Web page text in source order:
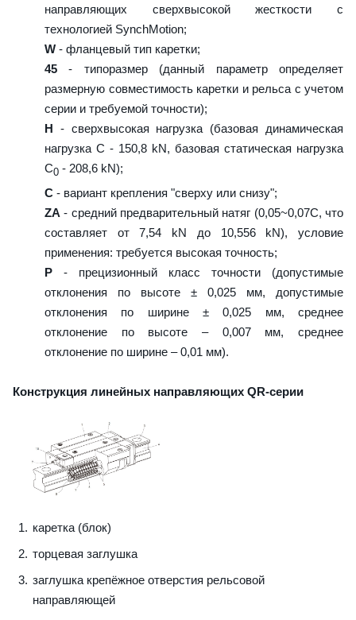
направляющих сверхвысокой жесткости с
технологией SynchMotion;
W - фланцевый тип каретки;
45 - типоразмер (данный параметр определяет
размерную совместимость каретки и рельса с учетом
серии и требуемой точности);
H - сверхвысокая нагрузка (базовая динамическая
нагрузка C - 150,8 kN, базовая статическая нагрузка
С0 - 208,6 kN);
C - вариант крепления "сверху или снизу";
ZA - средний предварительный натяг (0,05~0,07C, что
составляет от 7,54 kN до 10,556 kN), условие
применения: требуется высокая точность;
P - прецизионный класс точности (допустимые
отклонения по высоте ± 0,025 мм, допустимые
отклонения по ширине ± 0,025 мм, среднее
отклонение по высоте – 0,007 мм, среднее
отклонение по ширине – 0,01 мм).
Конструкция линейных направляющих QR-серии
каретка (блок)
торцевая заглушка
заглушка крепёжное отверстия рельсовой
направляющей